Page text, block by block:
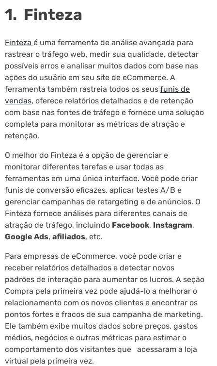
1. Finteza
Finteza é uma ferramenta de análise avançada para
rastrear o tráfego web, medir sua qualidade, detectar
possíveis erros e analisar muitos dados com base nas
ações do usuário em seu site de eCommerce. A
ferramenta também rastreia todos os seus funis de
vendas, oferece relatórios detalhados e de retenção
com base nas fontes de tráfego e fornece uma solução
completa para monitorar as métricas de atração e
retenção.
O melhor do Finteza é a opção de gerenciar e
monitorar diferentes tarefas e usar todas as
ferramentas em uma única interface. Você pode criar
funis de conversão eficazes, aplicar testes A/B e
gerenciar campanhas de retargeting e de anúncios. O
Finteza fornece análises para diferentes canais de
atração de tráfego, incluindo Facebook, Instagram,
Google Ads, afiliados, etc.
Para empresas de eCommerce, você pode criar e
receber relatórios detalhados e detectar novos
padrões de interação para aumentar os lucros. A seção
Compra pela primeira vez pode ajudá-lo a melhorar o
relacionamento com os novos clientes e encontrar os
pontos fortes e fracos de sua campanha de marketing.
Ele também exibe muitos dados sobre preços, gastos
médios, negócios e outras métricas para estimar o
comportamento dos visitantes que acessaram a loja
virtual pela primeira vez.